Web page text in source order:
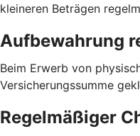
kleineren Beträgen
Aufbewahrung
Beim Erwerb von
Versicherungssumme
Regelmäßiger